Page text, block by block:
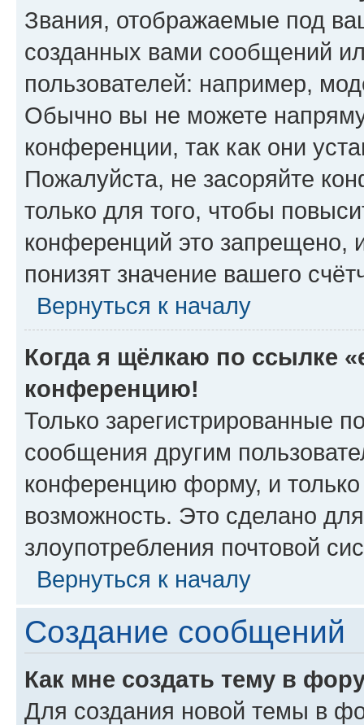
Звания, отображаемые под
созданных вами сообщений
пользователей: например,
Обычно вы не можете
конференции, так как они
Пожалуйста, не засоряйте
только для того, чтобы
конференций это запрещено,
понизят значение вашего
Вернуться к началу
Когда я щёлкаю по ссылке
конференцию!
Только зарегистрированные
сообщения другим
конференцию форму, и
возможность. Это сделано
злоупотребления почтовой
Вернуться к началу
Создание сообщений
Как мне создать тему в
Для создания новой темы в